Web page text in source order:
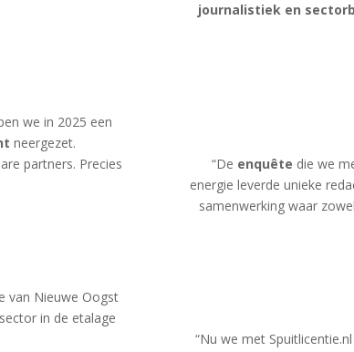
journalistiek en
we in 2025 een
neergezet.
partners. Precies
“De enquête die we
energie leverde unieke
samenwerking waar zowel
van Nieuwe Oogst
in de etalage
“Nu we met Spuitlicentie.nl